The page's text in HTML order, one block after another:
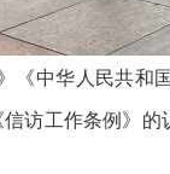
中华人民共和
访工作条例》